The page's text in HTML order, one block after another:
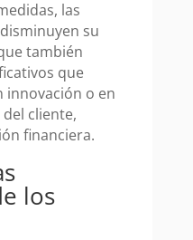
las
su
también
que
innovación o en
cliente,
financiera.
los